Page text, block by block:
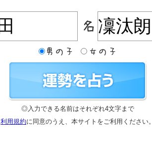
◎入力できる名前はそれぞれ4文字まで
利用規約に同意のうえ、本サイトをご利用ください。